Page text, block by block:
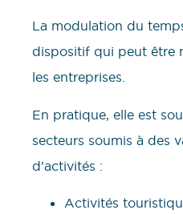
La modulation du
dispositif qui peut être
les entreprises.
En pratique, elle est
secteurs soumis à des
d’activités :
Activités